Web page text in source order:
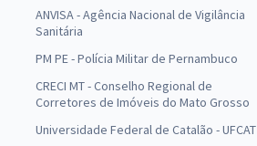
ANVISA - Agência Nacional de Vigilância
Sanitária
PM PE - Polícia Militar de Pernambuco
CRECI MT - Conselho Regional de
Corretores de Imóveis do Mato Grosso
Universidade Federal de Catalão - UFCAT